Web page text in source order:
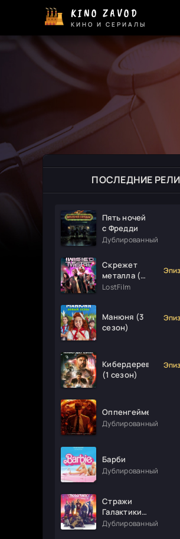
KINO ZAVOD
КИНО И СЕРИАЛЫ
ПОСЛЕДНИЕ
Пять ночей
с Фредди
Дублированный
Скрежет
металла (1
сезон)
LostFilm
Манюня (3
сезон)
Кибердеревня
(1 сезон)
Оппенгеймер
Дублированный
Барби
Дублированный
Стражи
Галактики.
Часть 3
Дублированный